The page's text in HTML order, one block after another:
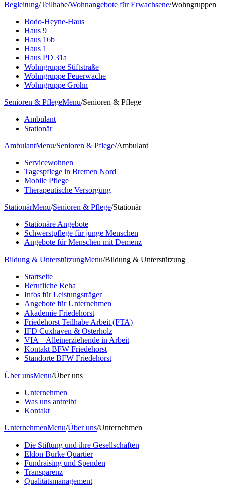
Begleitung/Teilhabe/Wohnangebote für Erwachsene/Wohngruppen
Bodo-Heyne-Haus
Haus 9
Haus 16b
Haus 1
Haus PD 31a
Wohngruppe Stiftstraße
Wohngruppe Feuerwache
Wohngruppe Grohn
Senioren & PflegeMenu/Senioren & Pflege
Ambulant
Stationär
AmbulantMenu/Senioren & Pflege/Ambulant
Servicewohnen
Tagespflege in Bremen Nord
Mobile Pflege
Therapeutische Versorgung
StationärMenu/Senioren & Pflege/Stationär
Stationäre Angebote
Schwerstpflege für junge Menschen
Angebote für Menschen mit Demenz
Bildung & UnterstützungMenu/Bildung & Unterstützung
Startseite
Berufliche Reha
Infos für Leistungsträger
Angebote für Unternehmen
Akademie Friedehorst
Friedehorst Teilhabe Arbeit (FTA)
IFD Cuxhaven & Osterholz
VIA – Alleinerziehende in Arbeit
Kontakt BFW Friedehorst
Standorte BFW Friedehorst
Über unsMenu/Über uns
Unternehmen
Was uns antreibt
Kontakt
UnternehmenMenu/Über uns/Unternehmen
Die Stiftung und ihre Gesellschaften
Eldon Burke Quartier
Fundraising und Spenden
Transparenz
Qualitätsmanagement